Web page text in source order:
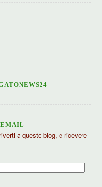
a questo blog, e ricevere